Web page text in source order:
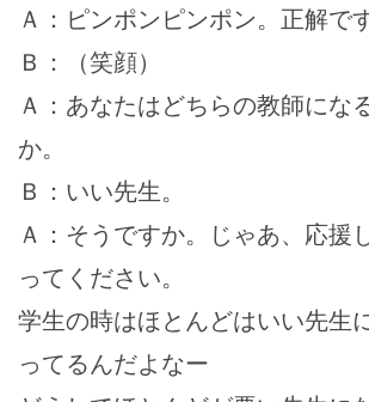
Ａ：ピンポンピンポン。正解です
Ｂ：（笑顔）
Ａ：あなたはどちらの教師にな
か。
Ｂ：いい先生。
Ａ：そうですか。じゃあ、応援
ってください。
学生の時はほとんどはいい先生
ってるんだよなー